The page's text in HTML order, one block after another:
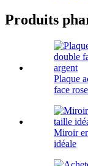
Produits
Plaque
face
Miroir
idéale